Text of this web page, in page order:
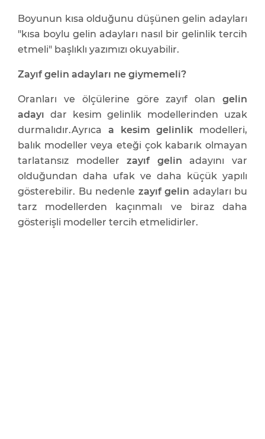
Boyunun kısa olduğunu düşünen gelin adayları
"kısa boylu gelin adayları nasıl bir gelinlik tercih
etmeli" başlıklı yazımızı okuyabilir.
Zayıf gelin adayları ne giymemeli?
Oranları ve ölçülerine göre zayıf olan gelin
adayı dar kesim gelinlik modellerinden uzak
durmalıdır.Ayrıca a kesim gelinlik modelleri,
balık modeller veya eteği çok kabarık olmayan
tarlatansız modellerzayıf gelin adayını var
olduğundan daha ufak ve daha küçük yapılı
gösterebilir. Bu nedenle zayıf gelin adayları bu
tarz modellerden kaçınmalı ve biraz daha
gösterişli modeller tercih etmelidirler.